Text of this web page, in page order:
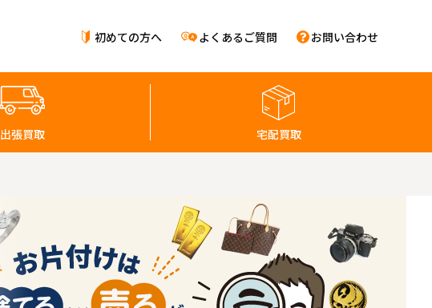
初めての方へ よくあるご質問 お問い合わせ
出張買取 宅配買取